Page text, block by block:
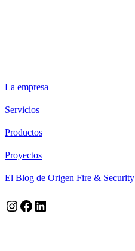
La empresa
Servicios
Productos
Proyectos
El Blog de Origen Fire & Security
Instagram
Facebook
LinkedIn